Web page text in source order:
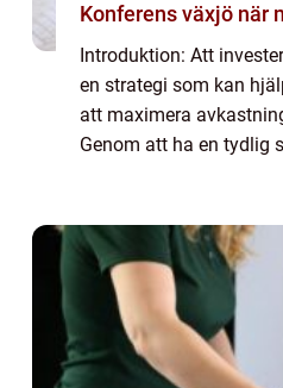
Introduktion: Att
en strategi som kan
att maximera
Genom att ha en tydlig